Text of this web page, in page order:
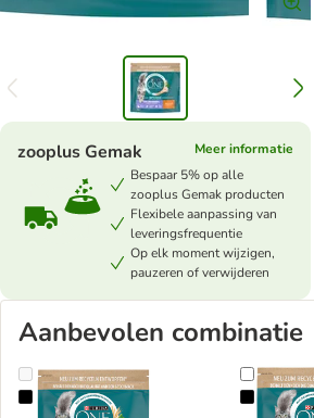
zooplus Gemak
Meer informatie
Bespaar 5% op alle
zooplus Gemak producten
Flexibele aanpassing van
leveringsfrequentie
Op elk moment wijzigen,
pauzeren of verwijderen
Aanbevolen combinatie
Purina ONE Vacht & Haarbal met Kip
Purina